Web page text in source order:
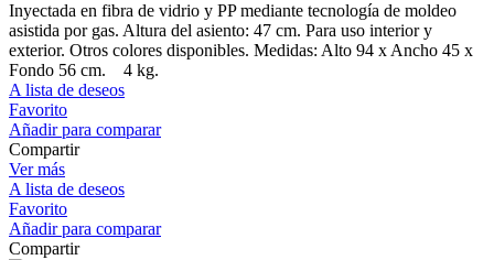
Inyectada en fibra de vidrio y PP mediante tecnología de moldeo
asistida por gas. Altura del asiento: 47 cm. Para uso interior y
exterior. Otros colores disponibles. Medidas: Alto 94 x Ancho 45 x
Fondo 56 cm. 4 kg.
A lista de deseos
Favorito
Añadir para comparar
Compartir
Ver más
A lista de deseos
Favorito
Añadir para comparar
Compartir